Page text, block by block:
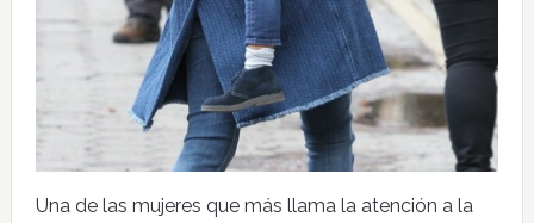
Una de las mujeres que más llama la atención a la